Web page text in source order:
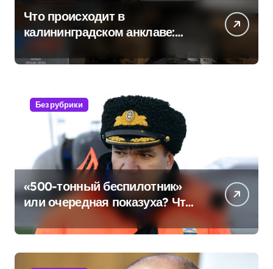
Что происходит в
калининградском анклаве:
защиты Отечества»
Без рубрики
«500-тонный беспилотник»
или очередная показуха? Что
скрывает российский ВМФ